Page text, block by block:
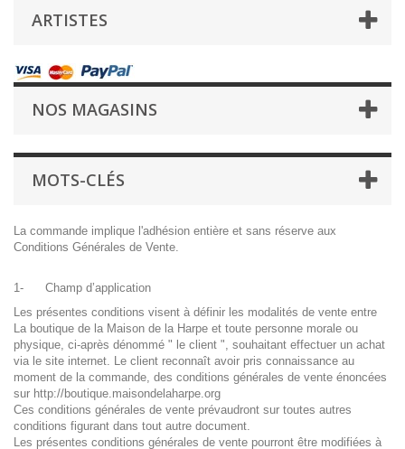
ARTISTES
NOS MAGASINS
MOTS-CLÉS
La commande implique l'adhésion entière et sans réserve aux
Conditions Générales de Vente.
1- Champ d’application
Les présentes conditions visent à définir les modalités de vente entre
La boutique de la Maison de la Harpe et toute personne morale ou
physique, ci-après dénommé " le client ", souhaitant effectuer un achat
via le site internet. Le client reconnaît avoir pris connaissance au
moment de la commande, des conditions générales de vente énoncées
sur http://boutique.maisondelaharpe.org
Ces conditions générales de vente prévaudront sur toutes autres
conditions figurant dans tout autre document.
Les présentes conditions générales de vente pourront être modifiées à